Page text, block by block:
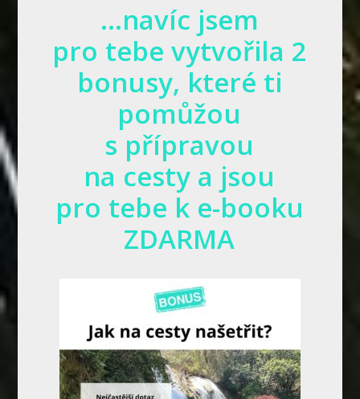
...navíc jsem
pro tebe vytvořila 2
bonusy, které ti
pomůžou
s přípravou
na cesty a jsou
pro tebe k e-booku
ZDARMA